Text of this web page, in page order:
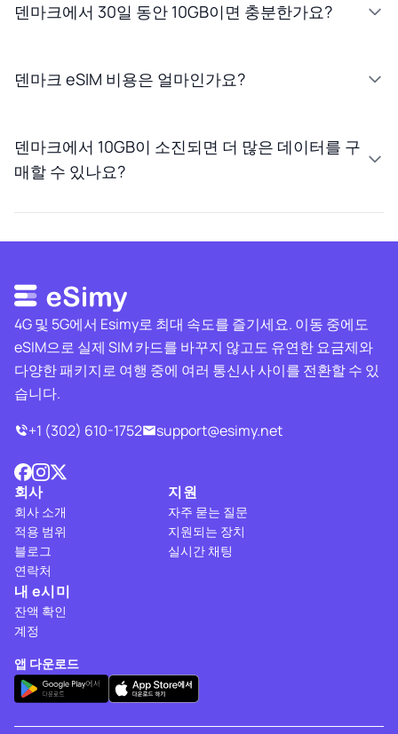
덴마크에서 30일 동안 10GB이면 충분한가요?
덴마크 eSIM 비용은 얼마인가요?
덴마크에서 10GB이 소진되면 더 많은 데이터를 구
매할 수 있나요?
4G 및 5G에서 Esimy로 최대 속도를 즐기세요. 이동 중에도
eSIM으로 실제 SIM 카드를 바꾸지 않고도 유연한 요금제와
다양한 패키지로 여행 중에 여러 통신사 사이를 전환할 수 있
습니다.
+1 (302) 610-1752
support@esimy.net
회사
회사 소개
적용 범위
블로그
연락처
지원
자주 묻는 질문
지원되는 장치
실시간 채팅
내 e시미
잔액 확인
계정
앱 다운로드